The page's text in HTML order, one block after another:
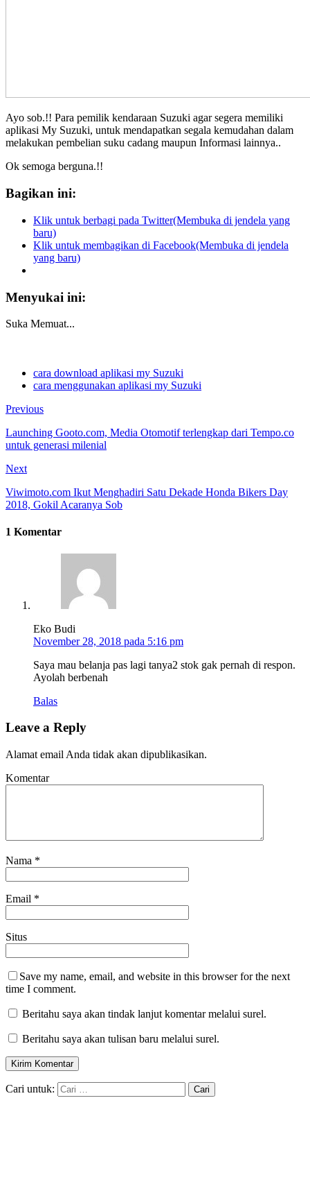
Ayo sob.!! Para pemilik kendaraan Suzuki agar segera memiliki
aplikasi My Suzuki, untuk mendapatkan segala kemudahan dalam
melakukan pembelian suku cadang maupun Informasi lainnya..
Ok semoga berguna.!!
Bagikan ini:
Klik untuk berbagi pada Twitter(Membuka di jendela yang
baru)
Klik untuk membagikan di Facebook(Membuka di jendela
yang baru)
Menyukai ini:
Suka Memuat...
cara download aplikasi my Suzuki
cara menggunakan aplikasi my Suzuki
Previous
Launching Gooto.com, Media Otomotif terlengkap dari Tempo.co
untuk generasi milenial
Next
Viwimoto.com Ikut Menghadiri Satu Dekade Honda Bikers Day
2018, Gokil Acaranya Sob
1 Komentar
Eko Budi
November 28, 2018 pada 5:16 pm
Saya mau belanja pas lagi tanya2 stok gak pernah di respon.
Ayolah berbenah
Balas
Leave a Reply
Alamat email Anda tidak akan dipublikasikan.
Komentar
Nama *
Email *
Situs
Save my name, email, and website in this browser for the next
time I comment.
Beritahu saya akan tindak lanjut komentar melalui surel.
Beritahu saya akan tulisan baru melalui surel.
Cari untuk: